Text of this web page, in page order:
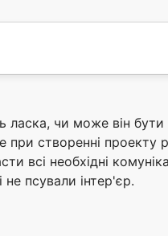
ласка, чи може він
створенні проекту
всі необхідні
псували інтер'єр.